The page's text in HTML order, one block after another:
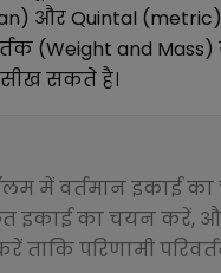
औरQuintal (metric)
(Weight and Mass)
सीख सकते हैं।
में वर्तमान इकाई
इकाई का चयन करें,
ताकि परिणामी